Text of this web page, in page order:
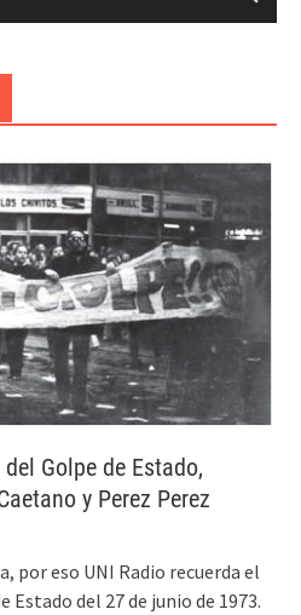
Golpe de Estado,
y Perez Perez
por eso UNI Radio recuerda el
Estado del 27 de junio de 1973.